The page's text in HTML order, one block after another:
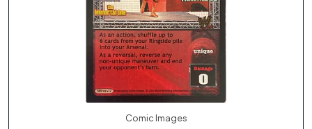
Comic Images